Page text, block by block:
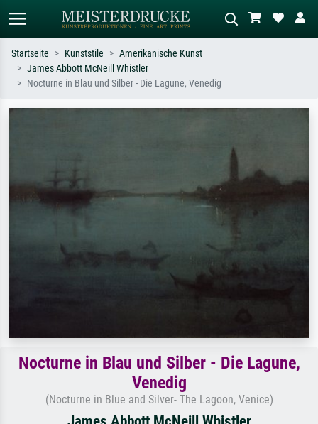
Standardsuche
Baum.
Startseite Kunststile
Amerikanische Kunst
James Abbott McNeill Whistler
Nocturne in Blau und Silber - Die Lagune, Venedig
Nocturne in Blau und Silber - Die Lagune,
Venedig
(Nocturne in Blue and Silver- The Lagoon, Venice)